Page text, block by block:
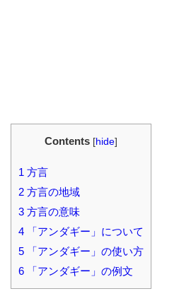
Contents [hide]
1 方言
2 方言の地域
3 方言の意味
4 「アンダギー」について
5 「アンダギー」の使い方
6 「アンダギー」の例文